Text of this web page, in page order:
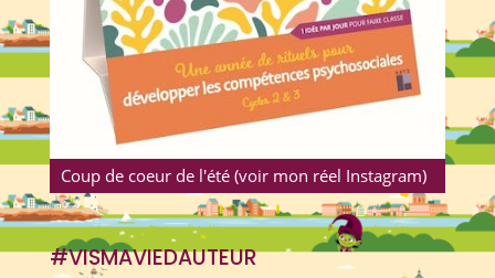
Coup de coeur de l'été (voir mon réel Instagram)
#VISMAVIEDAUTEUR